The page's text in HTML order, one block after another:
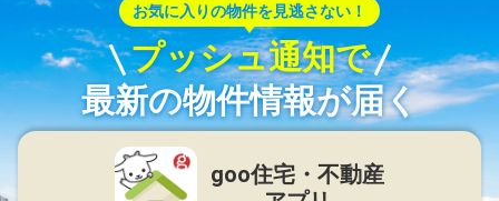
お気に入りの物件を見逃さない！
プッシュ通知で
最新の物件情報が届く
goo住宅・不動産